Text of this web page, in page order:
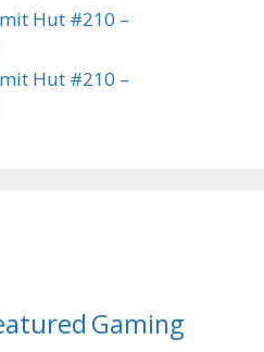
Hut #210 –
Hut #210 –
Gaming